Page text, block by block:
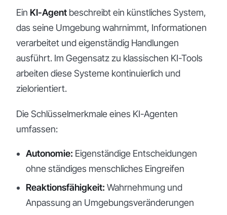
Ein KI-Agent beschreibt ein künstliches System,
das seine Umgebung wahrnimmt, Informationen
verarbeitet und eigenständig Handlungen
ausführt. Im Gegensatz zu klassischen KI-Tools
arbeiten diese Systeme kontinuierlich und
zielorientiert.
Die Schlüsselmerkmale eines KI-Agenten
umfassen:
Autonomie: Eigenständige Entscheidungen
ohne ständiges menschliches Eingreifen
Reaktionsfähigkeit: Wahrnehmung und
Anpassung an Umgebungsveränderungen